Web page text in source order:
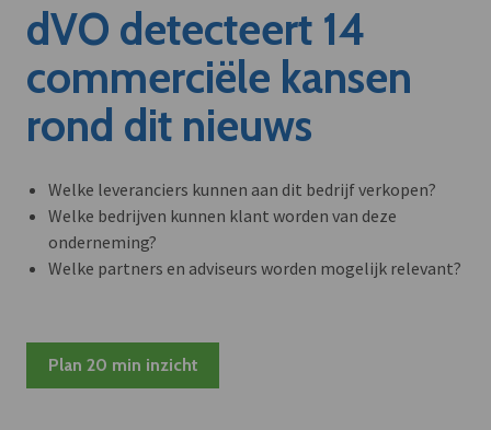
dVO detecteert 14
commerciële kansen
rond dit nieuws
Welke leveranciers kunnen aan dit bedrijf verkopen?
Welke bedrijven kunnen klant worden van deze
onderneming?
Welke partners en adviseurs worden mogelijk relevant?
Plan 20 min inzicht